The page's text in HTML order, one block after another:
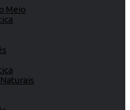
Meio